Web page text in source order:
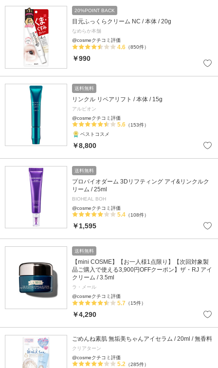
20%POINT BACK
目元ふっくらクリーム NC / 本体 / 20g
なめらか本舗
@cosmeクチコミ評価
4.6 （850件）
￥990
送料無料
リンクル リペアリフト / 本体 / 15g
アルビオン
@cosmeクチコミ評価
5.6 （153件）
ベストコスメ
￥8,800
送料無料
プロバイオダーム 3Dリフティング アイ&リンクルク
リーム / 25ml
BIOHEAL BOH
@cosmeクチコミ評価
5.4 （108件）
￥1,595
送料無料
【mini COSME】【お一人様1点限り】【次回対象製
品ご購入で使える3,900円OFFクーポン】ザ・RJ アイ
クリーム / 3.5ml
ラ・メール
@cosmeクチコミ評価
5.7 （15件）
￥4,290
ごめんね素肌 無垢美ちゃんアイセラム / 20ml / 無香料
クリアターン
@cosmeクチコミ評価
5.2 （285件）